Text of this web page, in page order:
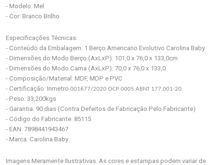
- Modelo: Mel
- Cor: Branco Brilho
Especificações Técnicas:
- Conteúdo da Embalagem: 1 Berço Americano Evolutivo Carolina Baby
- Dimensões do Modo Berço (AxLxP): 101,0 x 76,0 x 133,0cm
- Dimensões do Modo Cama (AxLxP): 70,0 x 76,0 x 133,0
- Composição/Material: MDF, MDP e PVC
- Certificação: Inmetro 001677/2020 OCP 0005 ABNT 177.001-20
- Peso: 33,200kgs
- Garantia: 90 dias (Contra Defeitos de Fabricação Pelo Fabricante)
- Código do Fabricante: 85115
- EAN: 7898441943467
- Marca: Carolina Baby
Imagens Meramente Ilustrativas. As cores e estampas podem variar de